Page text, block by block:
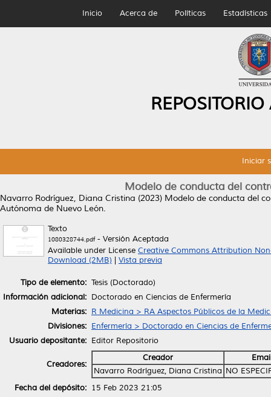
Inicio Acerca de Políticas Estadísticas
Iniciar
Modelo de conducta del
Navarro Rodríguez, Diana Cristina (2023) Modelo de conducta del
Autónoma de Nuevo León.
Texto
1080328744.pdf- Versión Aceptada
Available under License Creative Commons Attribution
Download (2MB)
Vista previa
Tipo de elemento: Tesis (Doctorado)
Información adicional: Doctorado en Ciencias de Enfermería
Materias: R Medicina > RA Aspectos Públicos de la
Divisiones: Enfermería > Doctorado en Ciencias de
Usuario depositante: Editor Repositorio
Creadores:
Creador
Navarro Rodríguez, Diana Cristina NO
Fecha del depósito: 15 Feb 2023 21:05